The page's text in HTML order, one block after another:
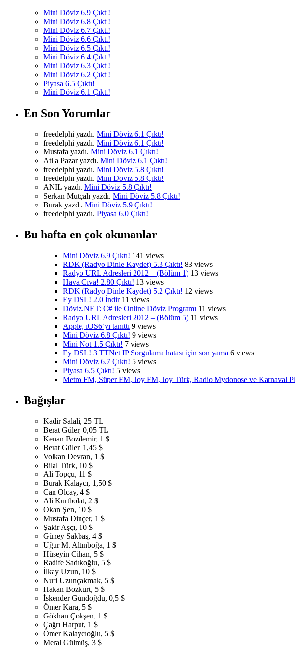
Mini Döviz 6.9 Çıktı!
Mini Döviz 6.8 Çıktı!
Mini Döviz 6.7 Çıktı!
Mini Döviz 6.6 Çıktı!
Mini Döviz 6.5 Çıktı!
Mini Döviz 6.4 Çıktı!
Mini Döviz 6.3 Çıktı!
Mini Döviz 6.2 Çıktı!
Piyasa 6.5 Çıktı!
Mini Döviz 6.1 Çıktı!
En Son Yorumlar
freedelphi yazdı. Mini Döviz 6.1 Çıktı!
freedelphi yazdı. Mini Döviz 6.1 Çıktı!
Mustafa yazdı. Mini Döviz 6.1 Çıktı!
Atila Pazar yazdı. Mini Döviz 6.1 Çıktı!
freedelphi yazdı. Mini Döviz 5.8 Çıktı!
freedelphi yazdı. Mini Döviz 5.8 Çıktı!
ANIL yazdı. Mini Döviz 5.8 Çıktı!
Serkan Mutçalı yazdı. Mini Döviz 5.8 Çıktı!
Burak yazdı. Mini Döviz 5.9 Çıktı!
freedelphi yazdı. Piyasa 6.0 Çıktı!
Bu hafta en çok okunanlar
Mini Döviz 6.9 Çıktı! 141 views
RDK (Radyo Dinle Kaydet) 5.3 Çıktı! 83 views
Radyo URL Adresleri 2012 – (Bölüm 1) 13 views
Hava Cıva! 2.80 Çıktı! 13 views
RDK (Radyo Dinle Kaydet) 5.2 Çıktı! 12 views
Ey DSL! 2.0 İndir 11 views
Döviz.NET: C# ile Online Döviz Programı 11 views
Radyo URL Adresleri 2012 – (Bölüm 5) 11 views
Apple, iOS6’yı tanıttı 9 views
Mini Döviz 6.8 Çıktı! 9 views
Mini Not 1.5 Çıktı! 7 views
Ey DSL! 3 TTNet IP Sorgulama hatası için son yama 6 views
Mini Döviz 6.7 Çıktı! 5 views
Piyasa 6.5 Çıktı! 5 views
Metro FM, Süper FM, Joy FM, Joy Türk, Radio Mydonose ve Karnaval
Bağışlar
Kadir Salali, 25 TL
Berat Güler, 0,05 TL
Kenan Bozdemir, 1 $
Berat Güler, 1,45 $
Volkan Devran, 1 $
Bilal Türk, 10 $
Ali Topçu, 11 $
Burak Kalaycı, 1,50 $
Can Olcay, 4 $
Ali Kurtbolat, 2 $
Okan Şen, 10 $
Mustafa Dinçer, 1 $
Şakir Aşçı, 10 $
Güney Sakbaş, 4 $
Uğur M. Altınboğa, 1 $
Hüseyin Cihan, 5 $
Radife Sadıkoğlu, 5 $
İlkay Uzun, 10 $
Nuri Uzunçakmak, 5 $
Hakan Bozkurt, 5 $
İskender Gündoğdu, 0,5 $
Ömer Kara, 5 $
Gökhan Çokşen, 1 $
Çağrı Harput, 1 $
Ömer Kalaycıoğlu, 5 $
Meral Gülmüş, 3 $